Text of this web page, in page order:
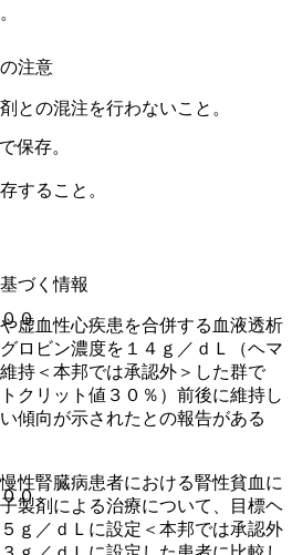
保存。
０
０
注意
との混注を行わないこと。
すること。
づく情報
虚血性心疾患を合併する血液透析
ロビン濃度を１４ｇ／ｄＬ（ヘマ
持＜本邦では承認外＞した群で
クリット値３０％）前後に維持し
傾向が示されたとの報告がある
性腎臓病患者における腎性貧血に
製剤による治療について、目標ヘ
ｇ／ｄＬに設定＜本邦では承認外